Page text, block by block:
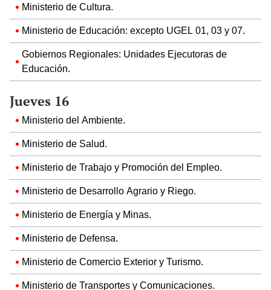
Ministerio de Cultura.
Ministerio de Educación: excepto UGEL 01, 03 y 07.
Gobiernos Regionales: Unidades Ejecutoras de
Educación.
Jueves 16
Ministerio del Ambiente.
Ministerio de Salud.
Ministerio de Trabajo y Promoción del Empleo.
Ministerio de Desarrollo Agrario y Riego.
Ministerio de Energía y Minas.
Ministerio de Defensa.
Ministerio de Comercio Exterior y Turismo.
Ministerio de Transportes y Comunicaciones.